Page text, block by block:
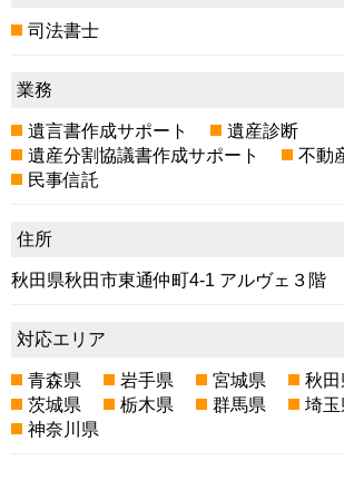
司法書士
業務
遺言書作成サポート
遺産診断
遺産分割協議書作成サポート
不動
民事信託
住所
秋田県秋田市東通仲町4-1 アルヴェ３階
対応エリア
青森県 岩手県 宮城県 秋田
茨城県
栃木県 群馬県 埼玉
神奈川県